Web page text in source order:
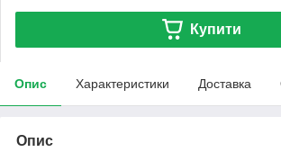
Купити
Опис Характеристики Доставка
Опис